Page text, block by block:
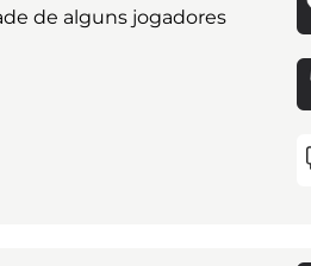
de alguns jogadores